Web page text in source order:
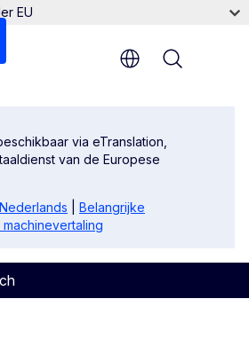
EU
via eTranslation,
van de Europese
Belangrijke